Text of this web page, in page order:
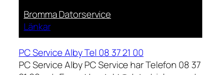
Bromma Datorservice
Länkar
PC Service Alby Tel 08 37 21 00
PC Service Alby PC Service har Telefon 08 37